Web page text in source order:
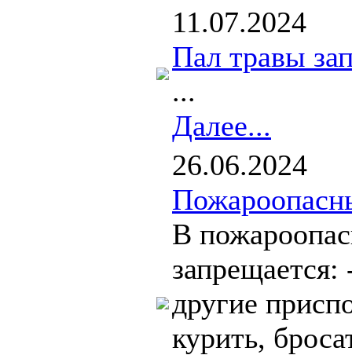
11.07.2024
Пал травы
...
Далее...
26.06.2024
В
запрещается:
другие
курить,